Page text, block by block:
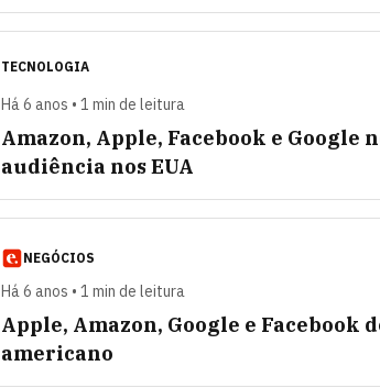
TECNOLOGIA
Há 6 anos • 1 min de leitura
Amazon, Apple, Facebook e Google
audiência nos EUA
NEGÓCIOS
Há 6 anos • 1 min de leitura
Apple, Amazon, Google e Facebook
americano